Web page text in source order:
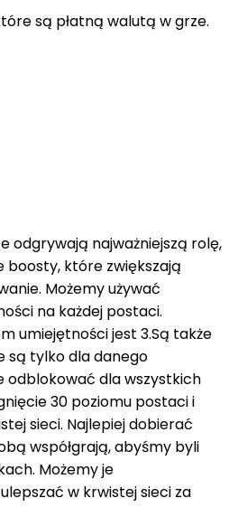
są płatną walutą w grze.
odgrywają najważniejszą rolę,
boosty, które zwiększają
Możemy używać
na każdej postaci.
umiejętności jest 3.Są także
są tylko dla danego
odblokować dla wszystkich
30 poziomu postaci i
sieci. Najlepiej dobierać
współgrają, abyśmy byli
Możemy je
w krwistej sieci za